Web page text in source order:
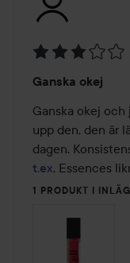
3
av
5
Ganska okej
Ganska okej
upp den, den är
t.ex. Essences
1 PRODUKT I